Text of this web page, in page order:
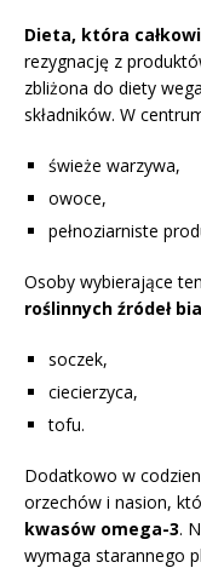
Dieta, która
rezygnację z
zbliżona do diety
składników. W
świeże warzywa,
owoce,
pełnoziarniste
Osoby wybierające
roślinnych źródeł
soczek,
ciecierzyca,
tofu.
Dodatkowo w
orzechów i nasion,
kwasów omega-3.
wymaga starannego